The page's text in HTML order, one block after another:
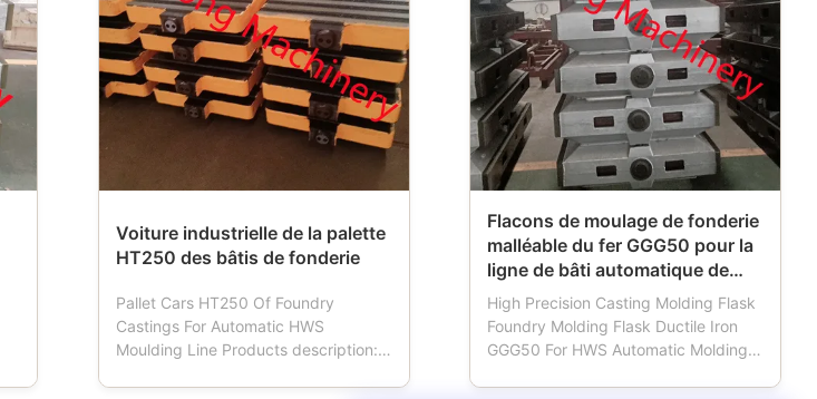
Voiture industrielle de la palette
HT250 des bâtis de fonderie
Pallet Cars HT250 Of Foundry
Castings For Automatic HWS
Moulding Line Products description:
Flacons de moulage de fonderie
malléable du fer GGG50 pour la
ligne de bâti automatique de
HWS
High Precision Casting Molding Flask
Foundry Molding Flask Ductile Iron
GGG50 For HWS Automatic Molding